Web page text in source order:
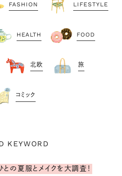
FASHION LIFESTYLE
HEALTH FOOD
北欧 旅
コミック
KEYWORD
の夏服とメイクを大調査！